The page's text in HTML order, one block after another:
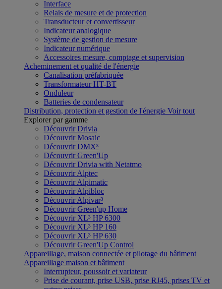
Interface
Relais de mesure et de protection
Transducteur et convertisseur
Indicateur analogique
Système de gestion de mesure
Indicateur numérique
Accessoires mesure, comptage et supervision
Acheminement et qualité de l'énergie
Canalisation préfabriquée
Transformateur HT-BT
Onduleur
Batteries de condensateur
Distribution, protection et gestion de l'énergie Voir tout
Explorer par gamme
Découvrir Drivia
Découvrir Mosaic
Découvrir DMX³
Découvrir Green'Up
Découvrir Drivia with Netatmo
Découvrir Alptec
Découvrir Alpimatic
Découvrir Alpibloc
Découvrir Alpivar³
Découvrir Green'up Home
Découvrir XL³ HP 6300
Découvrir XL³ HP 160
Découvrir XL³ HP 630
Découvrir Green'Up Control
Appareillage, maison connectée et pilotage du bâtiment
Appareillage maison et bâtiment
Interrupteur, poussoir et variateur
Prise de courant, prise USB, prise RJ45, prises TV et